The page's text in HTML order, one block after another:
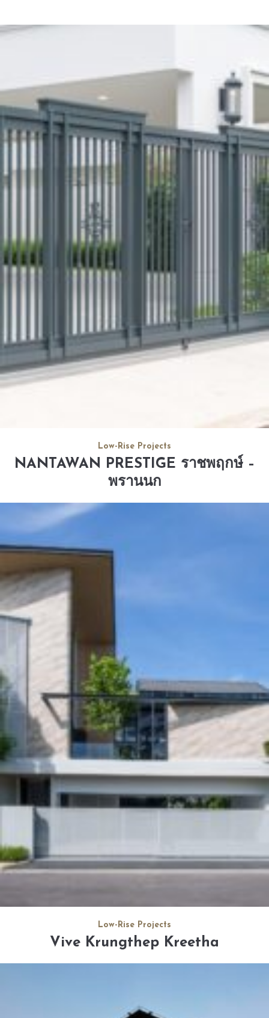
Low-Rise Projects
NANTAWAN PRESTIGE ราชพฤกษ์ –
พรานนก
Low-Rise Projects
Vive Krungthep Kreetha